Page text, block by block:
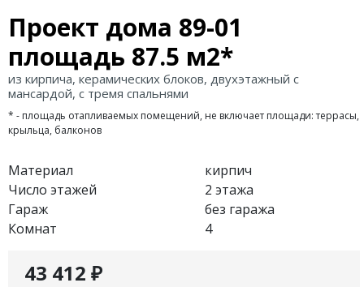
Проект дома 89-01
площадь 87.5 м2*
из кирпича, керамических блоков, двухэтажный с
мансардой, с тремя спальнями
* - площадь отапливаемых помещений, не включает площади: террасы,
крыльца, балконов
Материал
кирпич
Число этажей
2 этажа
Гараж
без гаража
Комнат
4
43 412 ₽